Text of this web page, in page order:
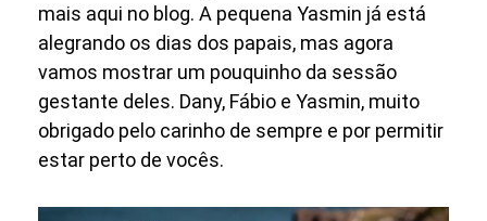
mais aqui no blog. A pequena Yasmin já está
alegrando os dias dos papais, mas agora
vamos mostrar um pouquinho da sessão
gestante deles. Dany, Fábio e Yasmin, muito
obrigado pelo carinho de sempre e por permitir
estar perto de vocês.